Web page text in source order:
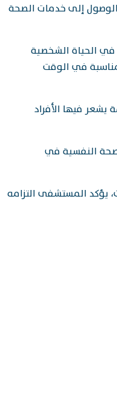
إلى خدمات الصحة
الحياة الشخصية
في الوقت
فيها الأفراد
النفسية في
يؤكد المستشفى التزامه